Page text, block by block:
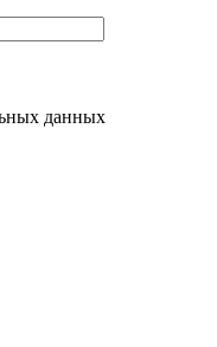
данных